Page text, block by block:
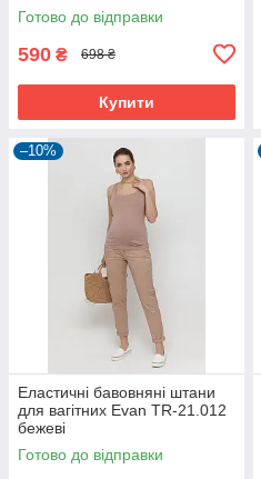
Готово до відправки
590 ₴ 698 ₴
Купити
–10%
Еластичні бавовняні штани
для вагітних Evan TR-21.012
бежеві
Готово до відправки